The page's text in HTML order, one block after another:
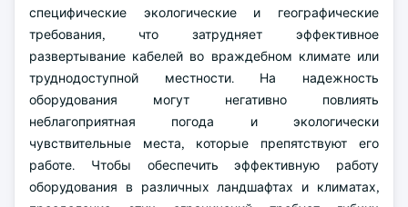
специфические экологические и географические
требования, что затрудняет эффективное
развертывание кабелей во враждебном климате или
труднодоступной местности. На надежность
оборудования могут негативно повлиять
неблагоприятная погода и экологически
чувствительные места, которые препятствуют его
работе. Чтобы обеспечить эффективную работу
оборудования в различных ландшафтах и климатах,